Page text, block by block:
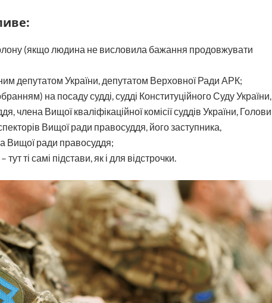
(якщо людина не висловила бажання продовжувати
депутатом України, депутатом Верховної Ради АРК;
на посаду судді, судді Конституційного Суду України,
члена Вищої кваліфікаційної комісії суддів України, Голови
Вищої ради правосуддя, його заступника,
Вищої ради правосуддя;
ті самі підстави, як і для відстрочки.